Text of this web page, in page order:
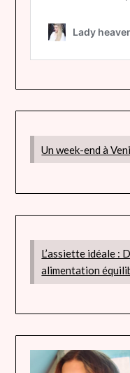
Un week-end à
L’assiette idéale :
alimentation